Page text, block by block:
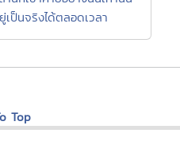
เป็นจริงได้ตลอดเวลา
Top